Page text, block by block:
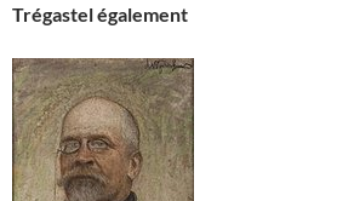
Trégastel également